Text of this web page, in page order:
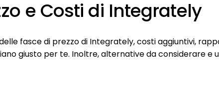
e Costi di Integrately
fasce di prezzo di Integrately, costi aggiuntivi,
giusto per te. Inoltre, alternative da considerare e